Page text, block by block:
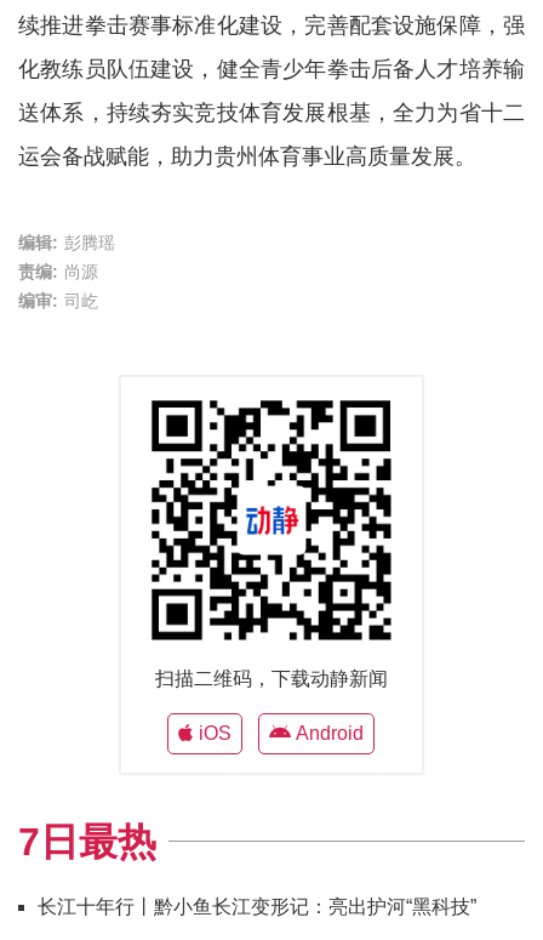
续推进拳击赛事标准化建设，完善配套设施保障，强
化教练员队伍建设，健全青少年拳击后备人才培养输
送体系，持续夯实竞技体育发展根基，全力为省十二
运会备战赋能，助力贵州体育事业高质量发展。
编辑: 彭腾瑶
责编: 尚源
编审: 司屹
扫描二维码，下载动静新闻
iOS Android
7日最热
长江十年行丨黔小鱼长江变形记：亮出护河“黑科技”